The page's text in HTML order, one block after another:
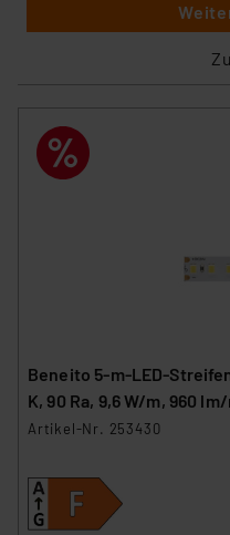
Beneito 5-m-LED-
K, 90 Ra, 9,6 W/m, 960
Artikel-Nr. 253430